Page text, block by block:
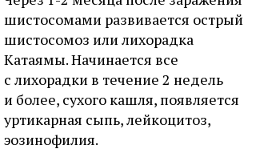
шистосомами развивается острый
шистосомоз или лихорадка
Катаямы. Начинается все
с лихорадки в течение 2 недель
и более, сухого кашля, появляется
уртикарная сыпь, лейкоцитоз,
эозинофилия.